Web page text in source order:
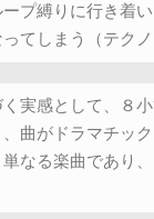
プ縛りに行き着
てしまう（テク
実感として、８
曲がドラマチッ
なる楽曲であり